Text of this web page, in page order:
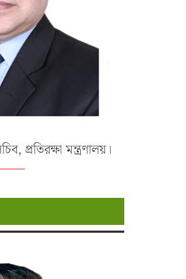
প্রতিরক্ষা মন্ত্রণালয়।